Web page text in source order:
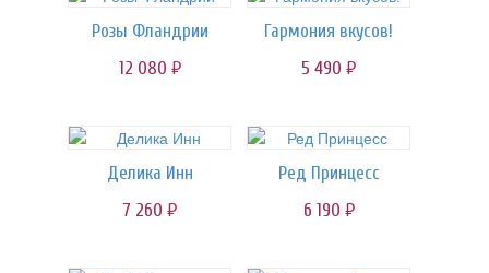
Розы Фландрии
12 080 руб.
Гармония вкусов!
5 490 руб.
Делика Инн
7 260 руб.
Ред Принцесс
6 190 руб.